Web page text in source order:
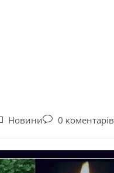
Новини 0 коментарів